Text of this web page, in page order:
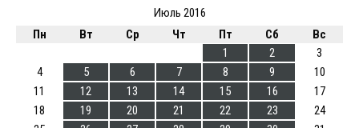
Июль 2016
Пн
Вт Ср Чт Пт Сб
Вс
1
2
3
4
5 6 7 8 9
10
11
12 13 14 15 16
17
18
19 20 21 22 23
24